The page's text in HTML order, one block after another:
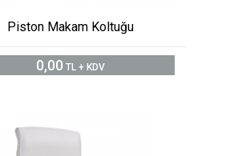
Piston Makam Koltuğu
0,00 TL + KDV